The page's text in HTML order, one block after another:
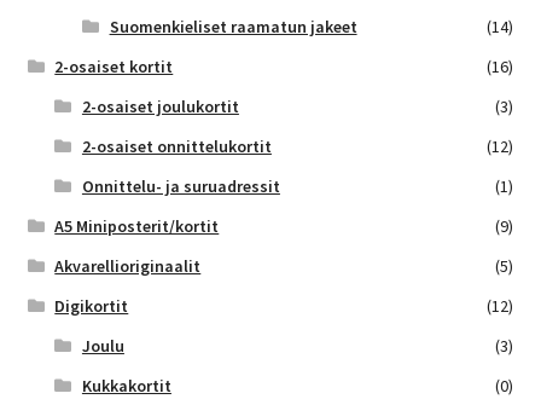
Suomenkieliset raamatun jakeet
(14)
2-osaiset kortit
(16)
2-osaiset joulukortit
(3)
2-osaiset onnittelukortit
(12)
Onnittelu- ja suruadressit
(1)
A5 Miniposterit/kortit
(9)
Akvarellioriginaalit
(5)
Digikortit
(12)
Joulu
(3)
Kukkakortit
(0)